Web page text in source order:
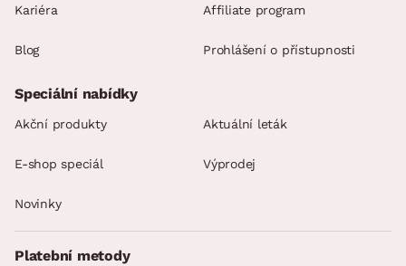
Kariéra
Blog
Affiliate program
Prohlášení o přístupnosti
Speciální nabídky
Akční produkty Aktuální leták
E-shop speciál Výprodej
Novinky
Platební metody